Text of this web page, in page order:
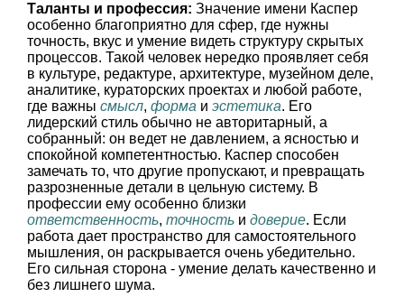
Таланты и профессия: Значение имени Каспер
особенно благоприятно для сфер, где нужны
точность, вкус и умение видеть структуру скрытых
процессов. Такой человек нередко проявляет себя
в культуре, редактуре, архитектуре, музейном деле,
аналитике, кураторских проектах и любой работе,
где важны смысл, форма и эстетика. Его
лидерский стиль обычно не авторитарный, а
собранный: он ведет не давлением, а ясностью и
спокойной компетентностью. Каспер способен
замечать то, что другие пропускают, и превращать
разрозненные детали в цельную систему. В
профессии ему особенно близки
ответственность, точность и доверие. Если
работа дает пространство для самостоятельного
мышления, он раскрывается очень убедительно.
Его сильная сторона - умение делать качественно и
без лишнего шума.